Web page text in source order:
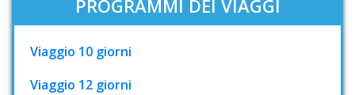
PROGRAMMI DEI VIAGGI
Viaggio 10 giorni
Viaggio 12 giorni